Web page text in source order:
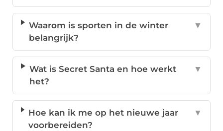
Waarom is sporten in de winter
belangrijk?
▼
Wat is Secret Santa en hoe werkt
het?
▼
Hoe kan ik me op het nieuwe jaar
voorbereiden?
▼